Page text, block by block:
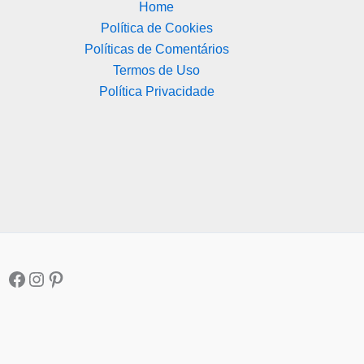
Home
Política de Cookies
Políticas de Comentários
Termos de Uso
Política Privacidade